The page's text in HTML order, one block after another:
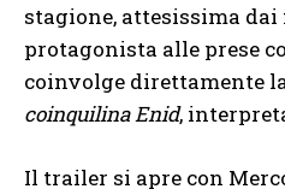
stagione, attesissima dai
protagonista alle prese
coinvolge direttamente
coinquilina Enid,
Il trailer si apre con